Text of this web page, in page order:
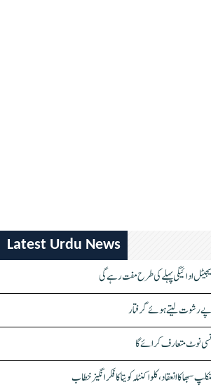
Latest Urdu News
نوٹ متعارف کرائے گا
کا انعقاد، کلواکنٹلہ کویتا کا فکر انگیز خطاب